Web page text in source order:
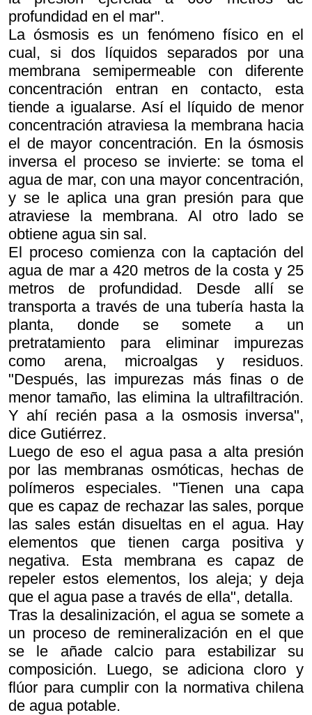
profundidad en el mar".
La ósmosis es un fenómeno físico en el
cual, si dos líquidos separados por una
membrana semipermeable con diferente
concentración entran en contacto, esta
tiende a igualarse. Así el líquido de menor
concentración atraviesa la membrana hacia
el de mayor concentración. En la ósmosis
inversa el proceso se invierte: se toma el
agua de mar, con una mayor concentración,
y se le aplica una gran presión para que
atraviese la membrana. Al otro lado se
obtiene agua sin sal.
El proceso comienza con la captación del
agua de mar a 420 metros de la costa y 25
metros de profundidad. Desde allí se
transporta a través de una tubería hasta la
planta, donde se somete a un
pretratamiento para eliminar impurezas
como arena, microalgas y residuos.
"Después, las impurezas más finas o de
menor tamaño, las elimina la ultrafiltración.
Y ahí recién pasa a la osmosis inversa",
dice Gutiérrez.
Luego de eso el agua pasa a alta presión
por las membranas osmóticas, hechas de
polímeros especiales. "Tienen una capa
que es capaz de rechazar las sales, porque
las sales están disueltas en el agua. Hay
elementos que tienen carga positiva y
negativa. Esta membrana es capaz de
repeler estos elementos, los aleja; y deja
que el agua pase a través de ella", detalla.
Tras la desalinización, el agua se somete a
un proceso de remineralización en el que
se le añade calcio para estabilizar su
composición. Luego, se adiciona cloro y
flúor para cumplir con la normativa chilena
de agua potable.